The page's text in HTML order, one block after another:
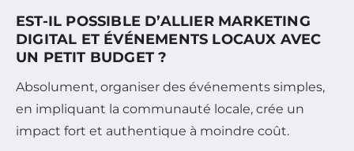
EST-IL POSSIBLE D’ALLIER MARKETING
DIGITAL ET ÉVÉNEMENTS LOCAUX AVEC
UN PETIT BUDGET ?
Absolument, organiser des événements simples,
en impliquant la communauté locale, crée un
impact fort et authentique à moindre coût.